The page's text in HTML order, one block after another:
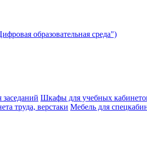
образовательная среда")
Шкафы для учебных
труда, верстаки Мебель для